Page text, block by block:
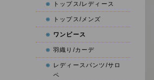
トップス/レディース
トップス/メンズ
ワンピース
羽織り/カーデ
レディースパンツ/サロ
ペ